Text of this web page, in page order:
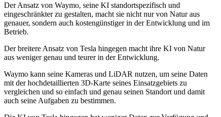
Der Ansatz von Waymo, seine KI standortspezifisch und
eingeschränkter zu gestalten, macht sie nicht nur von Natur aus
genauer, sondern auch kostengünstiger in der Entwicklung und im
Betrieb.
Der breitere Ansatz von Tesla hingegen macht ihre KI von Natur
aus weniger genau und teurer in der Entwicklung.
Waymo kann seine Kameras und LiDAR nutzen, um seine Daten
mit der hochdetaillierten 3D-Karte seines Einsatzgebiets zu
vergleichen und so einfach und genau seinen Standort und damit
auch seine Aufgaben zu bestimmen.